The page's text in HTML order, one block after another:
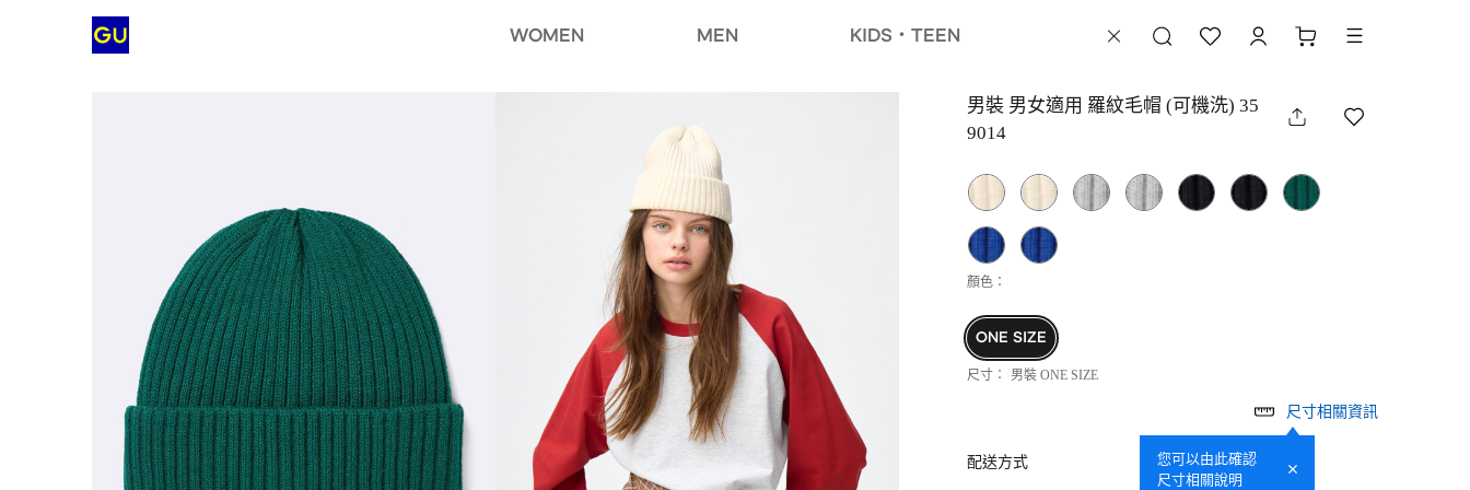
WOMEN MEN KIDS・TEEN
男裝 男女適用 羅紋毛帽 (可機洗) 35
9014
顏色：
ONE SIZE
尺寸： 男裝 ONE SIZE
尺寸相關資訊
您可以由此確認
尺寸相關說明
配送方式